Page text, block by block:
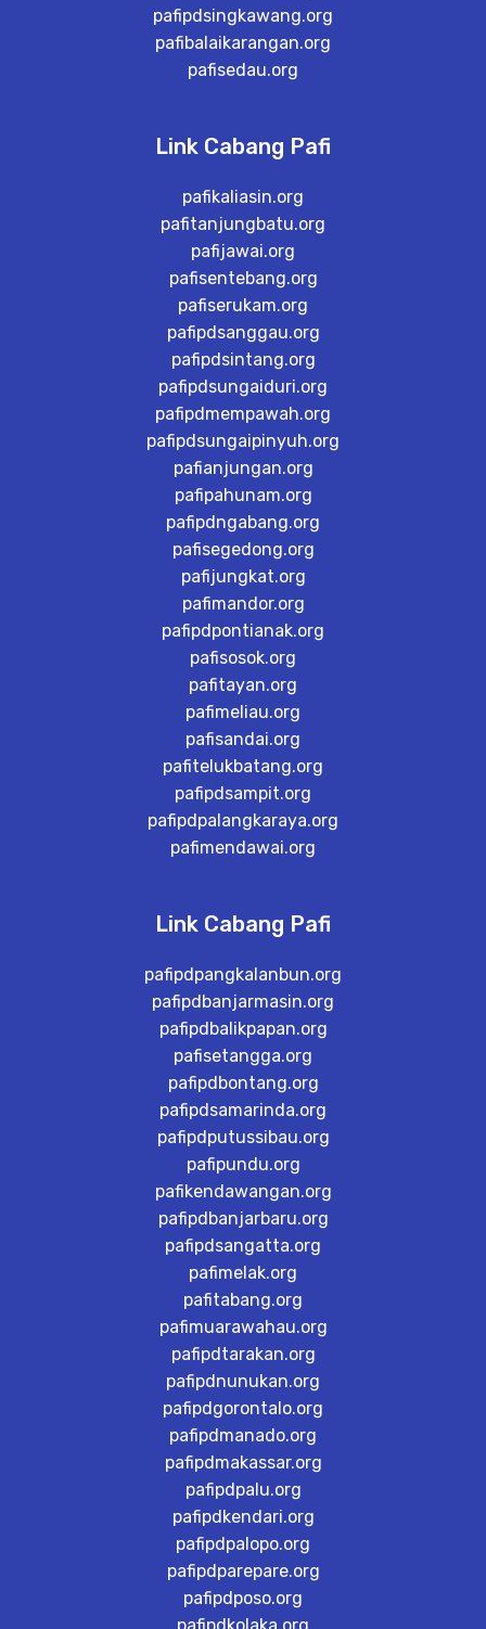
pafipdsingkawang.org
pafibalaikarangan.org
pafisedau.org
Link Cabang Pafi
pafikaliasin.org
pafitanjungbatu.org
pafijawai.org
pafisentebang.org
pafiserukam.org
pafipdsanggau.org
pafipdsintang.org
pafipdsungaiduri.org
pafipdmempawah.org
pafipdsungaipinyuh.org
pafianjungan.org
pafipahunam.org
pafipdngabang.org
pafisegedong.org
pafijungkat.org
pafimandor.org
pafipdpontianak.org
pafisosok.org
pafitayan.org
pafimeliau.org
pafisandai.org
pafitelukbatang.org
pafipdsampit.org
pafipdpalangkaraya.org
pafimendawai.org
Link Cabang Pafi
pafipdpangkalanbun.org
pafipdbanjarmasin.org
pafipdbalikpapan.org
pafisetangga.org
pafipdbontang.org
pafipdsamarinda.org
pafipdputussibau.org
pafipundu.org
pafikendawangan.org
pafipdbanjarbaru.org
pafipdsangatta.org
pafimelak.org
pafitabang.org
pafimuarawahau.org
pafipdtarakan.org
pafipdnunukan.org
pafipdgorontalo.org
pafipdmanado.org
pafipdmakassar.org
pafipdpalu.org
pafipdkendari.org
pafipdpalopo.org
pafipdparepare.org
pafipdposo.org